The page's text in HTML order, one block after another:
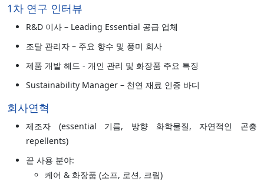
1차 연구 인터뷰
R&D 이사 – Leading Essential 공급 업체
조달 관리자 – 주요 향수 및 풍미 회사
제품 개발 헤드 - 개인 관리 및 화장품 주요 특징
Sustainability Manager – 천연 재료 인증 바디
회사연혁
제조자 (essential 기름, 방향 화학물질, 자연적인 곤충
repellents)
끝 사용 분야:
케어 & 화장품 (소프, 로션, 크림)